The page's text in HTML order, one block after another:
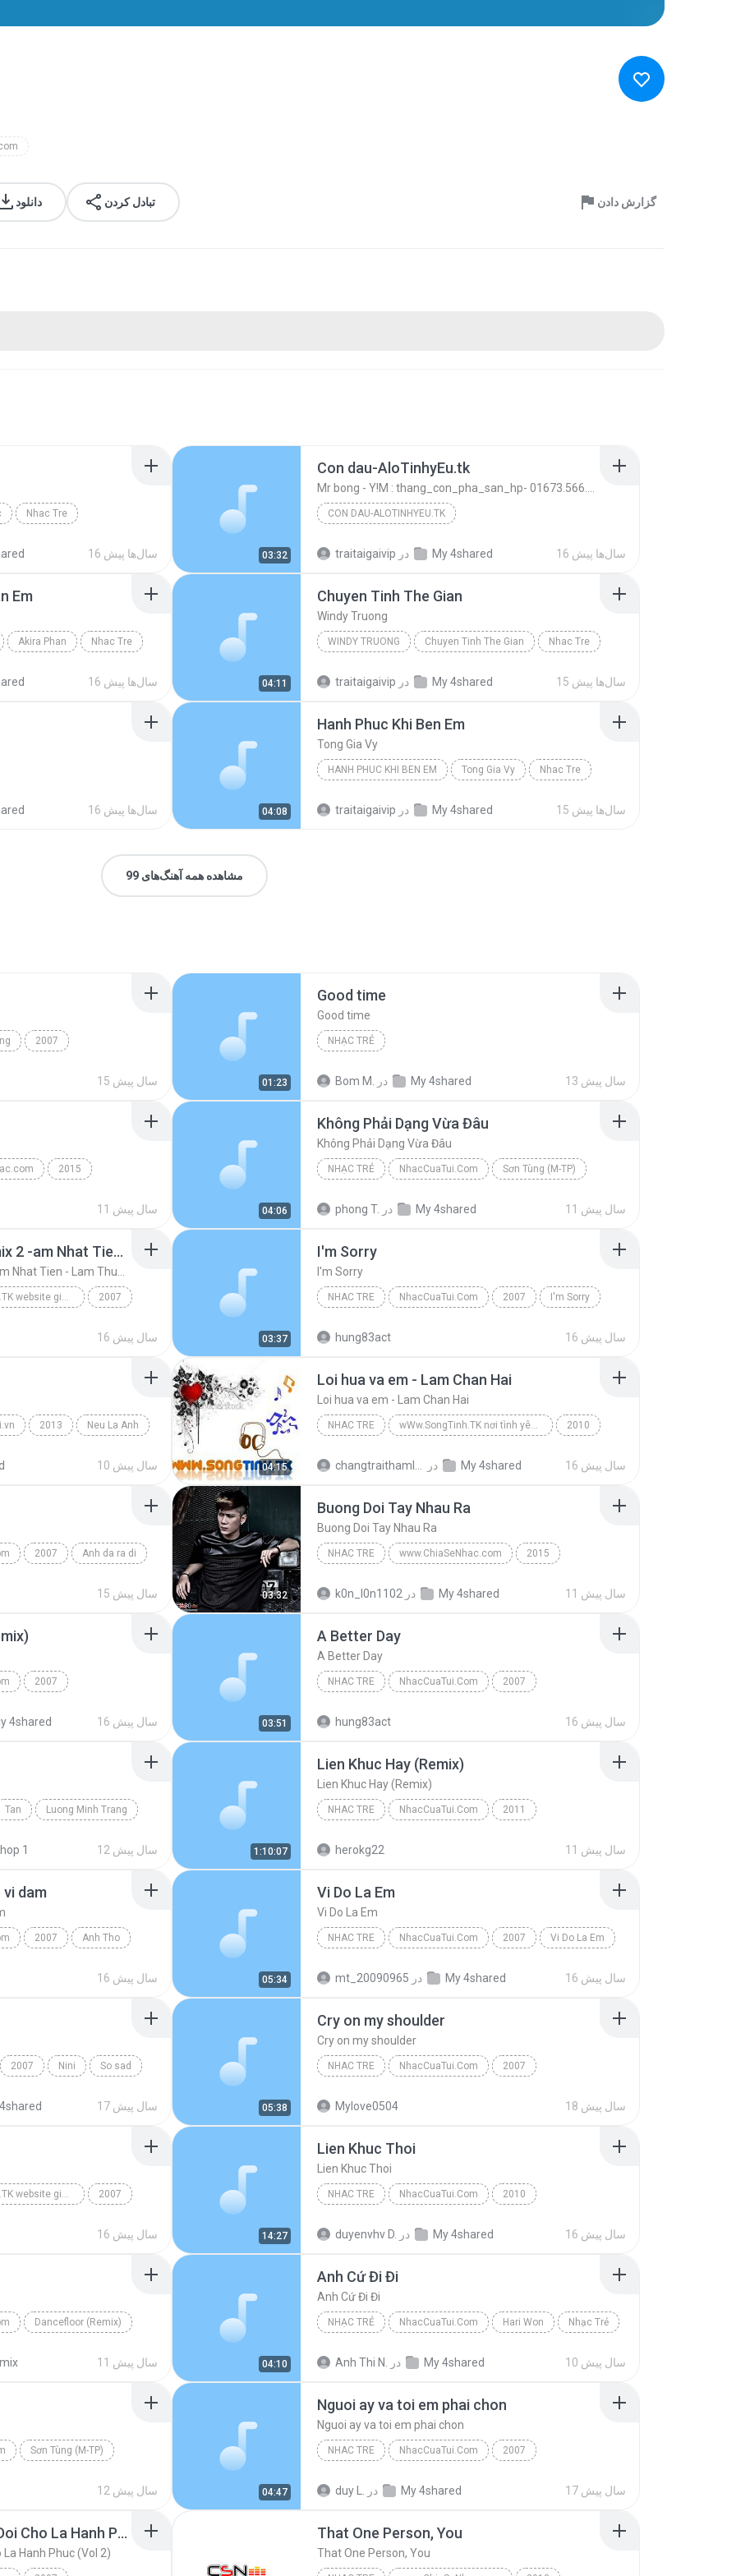
دانلود تبادل کردن گزارش دادن
Nhac Tre
16 سال‌ها پیش 03:32
Con dau-AloTinhyEu.tk
CON DAU-ALOTINHYEU.TK
traitaigaivip در My 4shared 16 سال‌ها پیش
Em
Akira Phan Nhac Tre
16 سال‌ها پیش 04:11
Chuyen Tinh The Gian
Windy Truong
WINDY TRUONG Chuyen Tinh The Gian Nhac Tre
traitaigaivip در My 4shared 15 سال‌ها پیش
16 سال‌ها پیش 04:08
Hanh Phuc Khi Ben Em
Tong Gia Vy
HANH PHUC KHI BEN EM Tong Gia Vy Nhac Tre
traitaigaivip در My 4shared 15 سال‌ها پیش
مشاهده همه آهنگ‌های 99
2007
15 سال پیش 01:23
Good time
Good time
NHẠC TRẺ
Bom M. در My 4shared 13 سال پیش
2015
11 سال پیش 04:06
Không Phải Dạng Vừa Đâu
Không Phải Dạng Vừa Đâu
NHẠC TRẺ NhacCuaTui.Com Sơn Tùng (M-TP)
phong T. در My 4shared 11 سال پیش
Lien khuc Chinese Remix 2 -am Nhat Tien - Lam Thuy Van - Anh Minh - Le Nguyen
wWw.SongTinh.TK website giải trí hàng đầu Hà Tĩnh 2007
16 سال پیش 03:37
I'm Sorry
I'm Sorry
NHAC TRE NhacCuaTui.Com 2007 I'm Sorry
hung83act 16 سال پیش
2013 Neu La Anh
10 سال پیش 04:15
Loi hua va em - Lam Chan Hai
Loi hua va em - Lam Chan Hai
NHAC TRE wWw.SongTinh.TK nơi tình yêu bắt đầu và mãi mãi 2010
در My 4shared 16 سال پیش
2007 Anh da ra di
15 سال پیش 03:32
Buong Doi Tay Nhau Ra
Buong Doi Tay Nhau Ra
NHAC TRE www.ChiaSeNhac.com 2015
k0n_l0n1102 در My 4shared 11 سال پیش
2007
4shared 16 سال پیش 03:51
A Better Day
A Better Day
NHAC TRE NhacCuaTui.Com 2007
hung83act 16 سال پیش
Tan Luong Minh Trang
1 12 سال پیش 1:10:07
Lien Khuc Hay (Remix)
Lien Khuc Hay (Remix)
NHAC TRE NhacCuaTui.Com 2011
herokg22 11 سال پیش
vi dam
2007 Anh Tho
16 سال پیش 05:34
Vi Do La Em
Vi Do La Em
NHAC TRE NhacCuaTui.Com 2007 Vi Do La Em
mt_20090965 در My 4shared 16 سال پیش
2007 Nini So sad
17 سال پیش 05:38
Cry on my shoulder
Cry on my shoulder
NHAC TRE NhacCuaTui.Com 2007
Mylove0504 18 سال پیش
wWw.SongTinh.TK website giải trí hàng đầu Hà Tĩnh 2007
16 سال پیش 14:27
Lien Khuc Thoi
Lien Khuc Thoi
NHAC TRE NhacCuaTui.Com 2010
duyenvhv D. در My 4shared 16 سال پیش
Dancefloor (Remix)
11 سال پیش 04:10
Anh Cứ Đi Đi
Anh Cứ Đi Đi
NHẠC TRẺ NhacCuaTui.Com Hari Won Nhạc Trẻ
Anh Thi N. در My 4shared 10 سال پیش
Sơn Tùng (M-TP)
12 سال پیش 04:47
Nguoi ay va toi em phai chon
Nguoi ay va toi em phai chon
NHAC TRE NhacCuaTui.Com 2007
duy L. در My 4shared 17 سال پیش
NonsTop Viet Remix - Doi Cho La Hanh Phuc (Vol 2)
La Hanh Phuc (Vol 2)
That One Person, You
That One Person, You